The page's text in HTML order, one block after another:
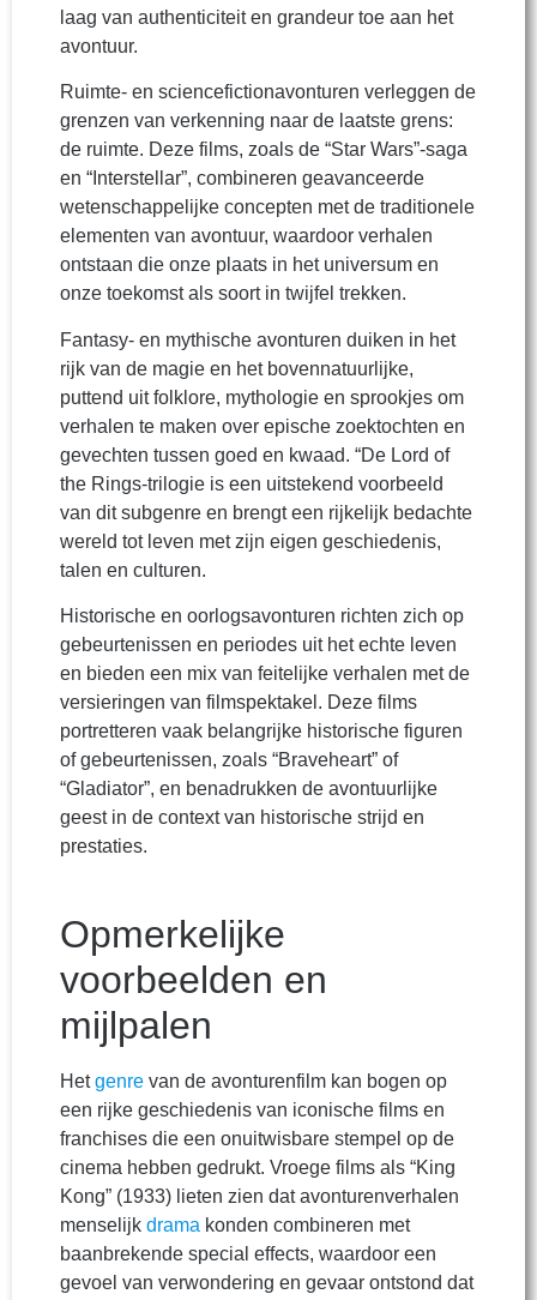
laag van authenticiteit en grandeur toe aan het
avontuur.
Ruimte- en sciencefictionavonturen verleggen de
grenzen van verkenning naar de laatste grens:
de ruimte. Deze films, zoals de “Star Wars”-saga
en “Interstellar”, combineren geavanceerde
wetenschappelijke concepten met de traditionele
elementen van avontuur, waardoor verhalen
ontstaan die onze plaats in het universum en
onze toekomst als soort in twijfel trekken.
Fantasy- en mythische avonturen duiken in het
rijk van de magie en het bovennatuurlijke,
puttend uit folklore, mythologie en sprookjes om
verhalen te maken over epische zoektochten en
gevechten tussen goed en kwaad. “De Lord of
the Rings-trilogie is een uitstekend voorbeeld
van dit subgenre en brengt een rijkelijk bedachte
wereld tot leven met zijn eigen geschiedenis,
talen en culturen.
Historische en oorlogsavonturen richten zich op
gebeurtenissen en periodes uit het echte leven
en bieden een mix van feitelijke verhalen met de
versieringen van filmspektakel. Deze films
portretteren vaak belangrijke historische figuren
of gebeurtenissen, zoals “Braveheart” of
“Gladiator”, en benadrukken de avontuurlijke
geest in de context van historische strijd en
prestaties.
Opmerkelijke
voorbeelden en
mijlpalen
Hetgenre van de avonturenfilm kan bogen op
een rijke geschiedenis van iconische films en
franchises die een onuitwisbare stempel op de
cinema hebben gedrukt. Vroege films als “King
Kong” (1933) lieten zien dat avonturenverhalen
menselijk drama konden combineren met
baanbrekende special effects, waardoor een
gevoel van verwondering en gevaar ontstond dat